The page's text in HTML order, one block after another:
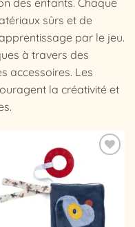
des enfants. Chaque
sûrs et de
par le jeu.
à travers des
accessoires. Les
la créativité et
liste
d’envies